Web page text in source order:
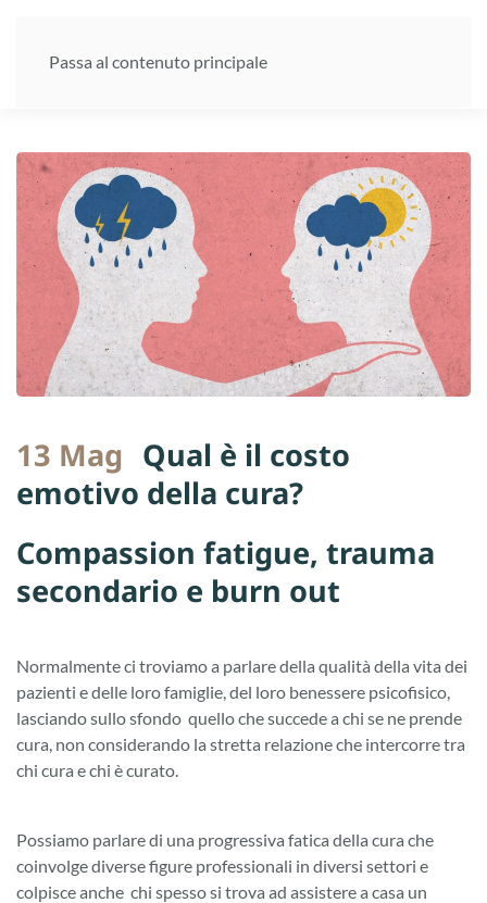
Passa al contenuto principale
13 Mag Qual è il costo
emotivo della cura?
Compassion fatigue, trauma
secondario e burn out
Normalmente ci troviamo a parlare della qualità della vita dei
pazienti e delle loro famiglie, del loro benessere psicofisico,
lasciando sullo sfondo quello che succede a chi se ne prende
cura, non considerando la stretta relazione che intercorre tra
chi cura e chi è curato.
Possiamo parlare di una progressiva fatica della cura che
coinvolge diverse figure professionali in diversi settori e
colpisce anche chi spesso si trova ad assistere a casa un